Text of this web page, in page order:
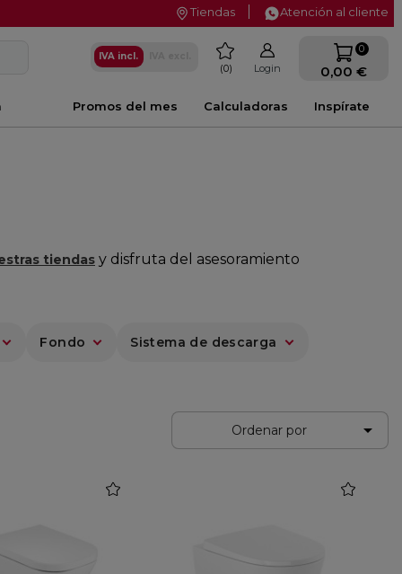
Tiendas Atención al cliente
IVA incl. favorite
0 Login
0
0,00 €
Inspírate
Calculadoras
Promos del mes
tiendas y disfruta del asesoramiento
Fondo Sistema de descarga
Ordenar por 
favorite